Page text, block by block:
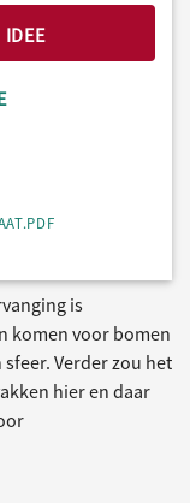
is
komen voor bomen
Verder zou het
hier en daar